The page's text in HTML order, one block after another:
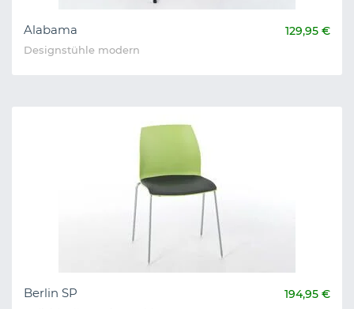
Alabama 129,95 €
Designstühle modern
Berlin SP 194,95 €